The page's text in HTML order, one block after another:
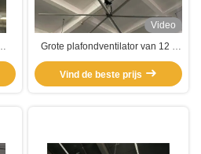
Video
Grote plafondventilator van 12 ft
voor de ventilatie van het
magazijn
Vind de beste prijs